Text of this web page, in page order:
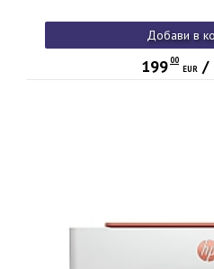
Добави в
19900
EUR
/